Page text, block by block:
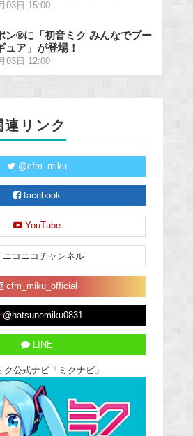
03日 15:00
ン®に「初音ミク みんなでプー
ュア」が登場！
03日 12:00
リンク
@cfm_miku
facebook
YouTube
ニコニコチャンネル
cfm_miku_official
@hatsunemiku0831
LINE
公式ナビ「ミクナビ」